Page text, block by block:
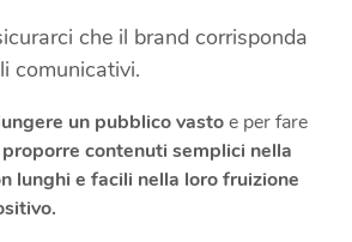
che il brand corrisponda
comunicativi.
un pubblico vastoe per fare
contenuti semplici nella
lunghi e facili nella loro fruizione